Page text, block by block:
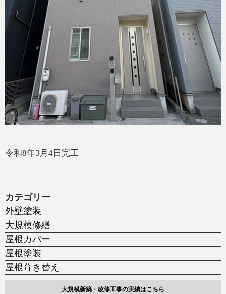
令和8年3月4日完工
カテゴリー
外壁塗装
大規模修繕
屋根カバー
屋根塗装
屋根葺き替え
大規模新築・改修工事の実績はこちら